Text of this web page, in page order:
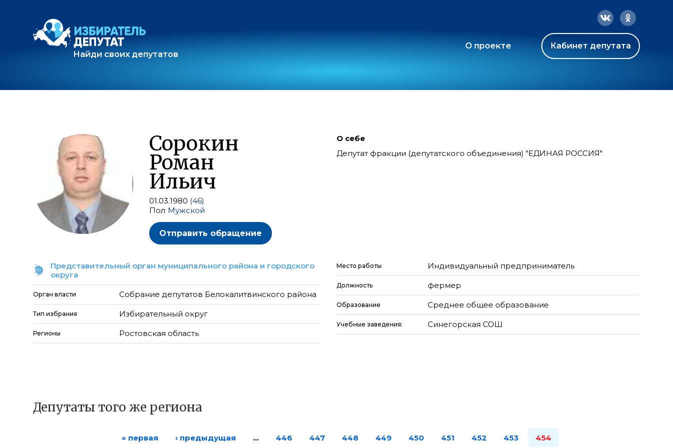
Найди своих депутатов
О проекте Кабинет депутата
Сорокин
Роман
Ильич
01.03.1980 (46)
Пол Мужской
Отправить обращение
О себе
Депутат фракции (депутатского объединения) "ЕДИНАЯ РОССИЯ"
Представительный орган муниципального района и городского
округа
Орган власти Собрание депутатов Белокалитвинского района
Тип избрания Избирательный округ
Регионы Ростовская область
Место работы Индивидуальный предприниматель
Должность фермер
Образование Среднее общее образование
Учебные заведения: Синегорская СОШ
Депутаты того же региона
« первая ‹ предыдущая … 446 447 448 449 450 451 452 453 454